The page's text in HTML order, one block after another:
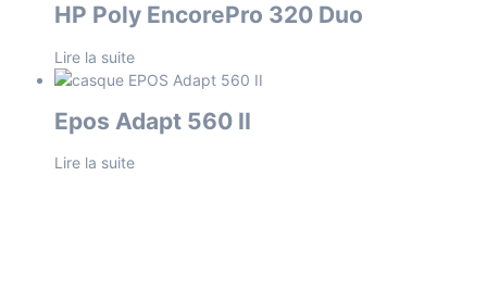
HP Poly EncorePro 320 Duo
Lire la suite
Epos Adapt 560 II
Lire la suite